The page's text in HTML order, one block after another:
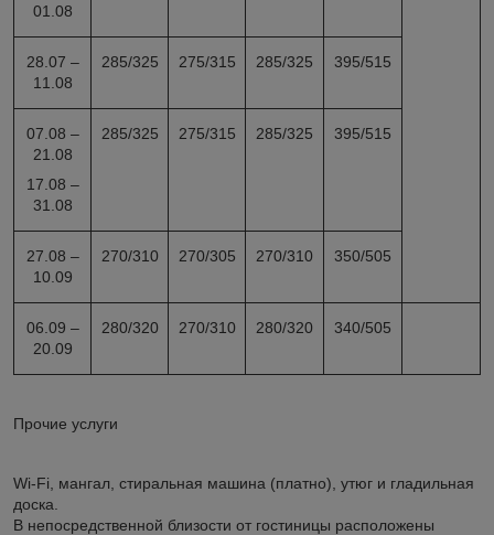
01.08
28.07 –
11.08
285/325 275/315 285/325 395/515
07.08 –
21.08
17.08 –
31.08
285/325 275/315 285/325 395/515
27.08 –
10.09
270/310 270/305 270/310 350/505
06.09 –
20.09
280/320 270/310 280/320 340/505
Прочие услуги
Wi-Fi, мангал, стиральная машина (платно), утюг и гладильная
доска.
В непосредственной близости от гостиницы расположены